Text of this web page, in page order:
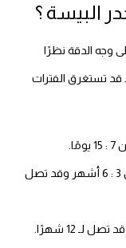
البيسة ؟
وجه الدقة نظرًا
قد تستغرق الفترات
مدة التأهيل السلوكي المعرفي تتراوح من 3 : 6 أشهر وقد تصل